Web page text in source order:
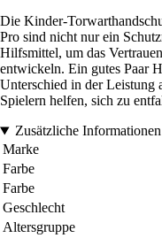
Die Kinder-
Pro sind nicht nur ein
Hilfsmittel, um das
entwickeln. Ein gutes Paar
Unterschied in der Leistung
Spielern helfen, sich zu
Zusätzliche Informationen
Marke
Farbe
Farbe
Geschlecht
Altersgruppe